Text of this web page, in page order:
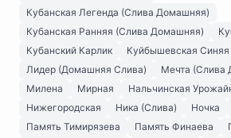
Кубанская Легенда (Слива Домашняя)
Кубанская Ранняя (Слива Домашняя)
Кубанский Карлик
Куйбышевская Синяя
Лидер (Домашняя Слива)
Мечта (Слива
Милена
Мирная Нальчинская
Нижегородская
Ника (Слива) Ночка
Память Тимирязева
Память Финаева